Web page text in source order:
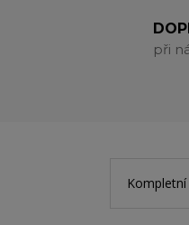
při